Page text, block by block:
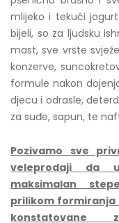
mlijeko i tekući
bijeli, so za ljudsku
mast, sve vrste
konzerve,
formule nakon
djecu i odrasle,
za suđe, sapun, te
Pozivamo sve
veleprodaji da
maksimalan
prilikom formiranja
konstatovane